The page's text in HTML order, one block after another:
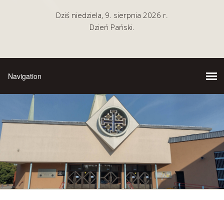
Dziś niedziela, 9. sierpnia 2026 r.
Dzień Pański.